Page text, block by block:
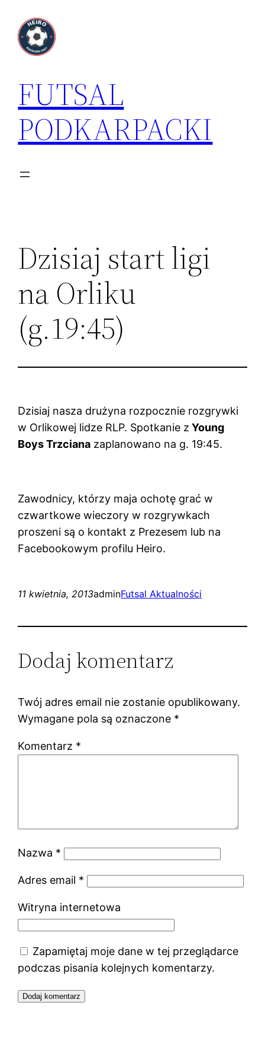
treści
FUTSAL
PODKARPACKI
Dzisiaj start ligi
na Orliku
(g.19:45)
Dzisiaj nasza drużyna rozpocznie rozgrywki
w Orlikowej lidze RLP. Spotkanie z Young
Boys Trzciana zaplanowano na g. 19:45.
Zawodnicy, którzy maja ochotę grać w
czwartkowe wieczory w rozgrywkach
proszeni są o kontakt z Prezesem lub na
Facebookowym profilu Heiro.
11 kwietnia, 2013adminFutsal Aktualności
Dodaj komentarz
Twój adres email nie zostanie opublikowany.
Wymagane pola są oznaczone *
Komentarz *
Nazwa *
Adres email *
Witryna internetowa
Zapamiętaj moje dane w tej przeglądarce
podczas pisania kolejnych komentarzy.